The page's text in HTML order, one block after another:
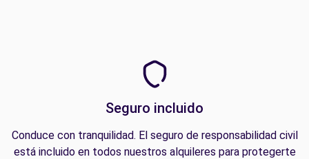
Seguro incluido
Conduce con tranquilidad. El seguro de responsabilidad civil
está incluido en todos nuestros alquileres para protegerte